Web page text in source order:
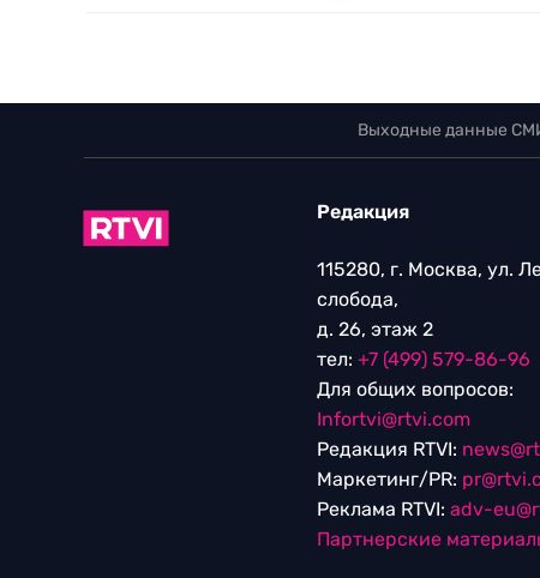
Выходные данные
Редакция
115280, г. Москва, ул.
слобода,
д. 26, этаж 2
тел: +7 (499) 579-86-96
Для общих вопросов:
Infortvi@rtvi.com
Редакция RTVI:
Маркетинг/PR:
Реклама RTVI: adv-
Партнерские